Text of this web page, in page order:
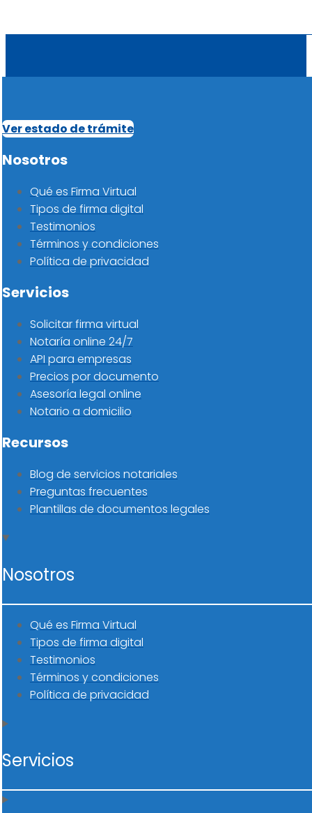
Ver estado de trámite
Nosotros
Qué es Firma Virtual
Tipos de firma digital
Testimonios
Términos y condiciones
Política de privacidad
Servicios
Solicitar firma virtual
Notaría online 24/7
API para empresas
Precios por documento
Asesoría legal online
Notario a domicilio
Recursos
Blog de servicios notariales
Preguntas frecuentes
Plantillas de documentos legales
Nosotros
Qué es Firma Virtual
Tipos de firma digital
Testimonios
Términos y condiciones
Política de privacidad
Servicios